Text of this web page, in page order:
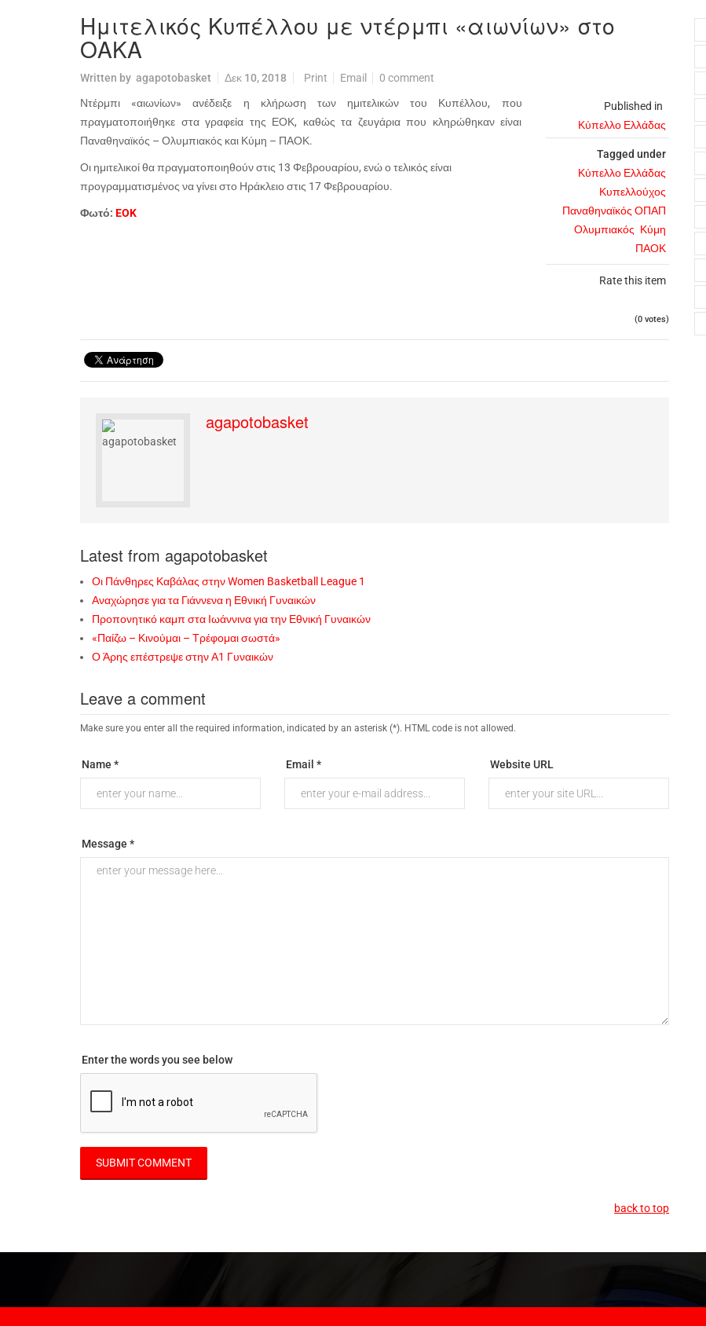
Ημιτελικός Κυπέλλου με ντέρμπι «αιωνίων» στο
ΟΑΚΑ
Written by agapotobasket Δεκ 10, 2018 Print Email 0 comment
Published in
Κύπελλο Ελλάδας
Tagged under
Κύπελλο Ελλάδας
Κυπελλούχος
Παναθηναϊκός ΟΠΑΠ
Ολυμπιακός Κύμη
ΠΑΟΚ
Rate this item
(0 votes)
Ντέρμπι «αιωνίων» ανέδειξε η κλήρωση των ημιτελικών του Κυπέλλου, που
πραγματοποιήθηκε στα γραφεία της ΕΟΚ, καθώς τα ζευγάρια που κληρώθηκαν είναι
Παναθηναϊκός – Ολυμπιακός και Κύμη – ΠΑΟΚ.
Οι ημιτελικοί θα πραγματοποιηθούν στις 13 Φεβρουαρίου, ενώ ο τελικός είναι
προγραμματισμένος να γίνει στο Ηράκλειο στις 17 Φεβρουαρίου.
Φωτό: EOK
agapotobasket
Latest from agapotobasket
Οι Πάνθηρες Καβάλας στην Women Basketball League 1
Αναχώρησε για τα Γιάννενα η Εθνική Γυναικών
Προπονητικό καμπ στα Ιωάννινα για την Εθνική Γυναικών
«Παίζω – Κινούμαι – Τρέφομαι σωστά»
Ο Άρης επέστρεψε στην Α1 Γυναικών
Leave a comment
Make sure you enter all the required information, indicated by an asterisk (*). HTML code is not allowed.
Name * Email * Website URL
Message *
Enter the words you see below
back to top